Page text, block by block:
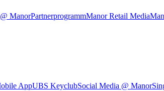
ManorPartnerprogrammManor Retail Media
AppUBS KeyclubSocial Media @ Manor